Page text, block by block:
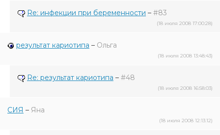
Re: инфекции при беременности – #83
(18 июля 2008 17:00:28)
результат кариотипа – Ольга
(18 июля 2008 13:48:43)
Re: результат кариотипа – #48
(18 июля 2008 16:58:03)
СИЯ – Яна
(18 июля 2008 12:13:12)